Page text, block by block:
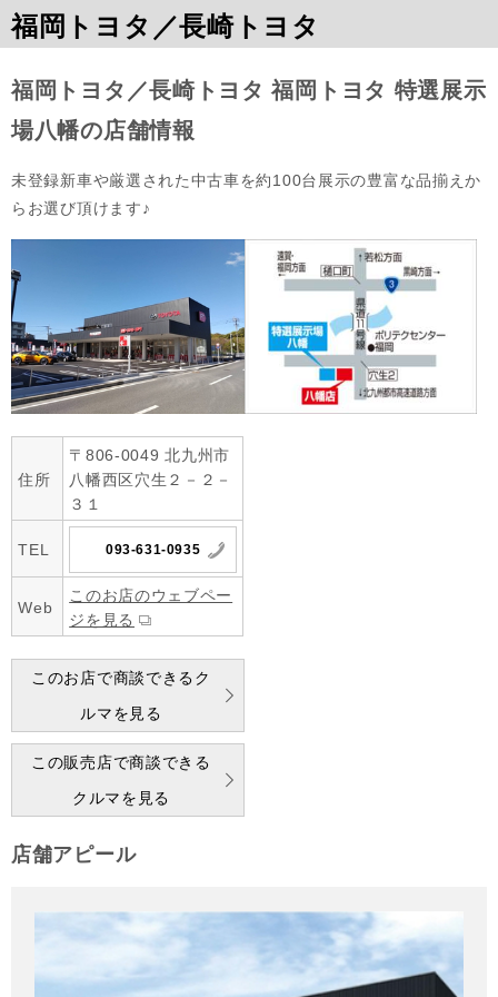
福岡トヨタ／長崎トヨタ
福岡トヨタ／長崎トヨタ 福岡トヨタ 特選展示
場八幡の店舗情報
未登録新車や厳選された中古車を約100台展示の豊富な品揃えか
らお選び頂けます♪
住所
〒806-0049 北九州市
八幡西区穴生２－２－
３１
TEL 093-631-0935
Web
このお店のウェブペー
ジを見る
このお店で商談できるク
ルマを見る
この販売店で商談できる
クルマを見る
店舗アピール